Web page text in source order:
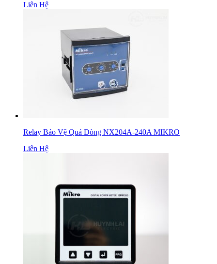
Liên Hệ
Relay Bảo Vệ Quá Dòng NX204A-240A MIKRO
Liên Hệ